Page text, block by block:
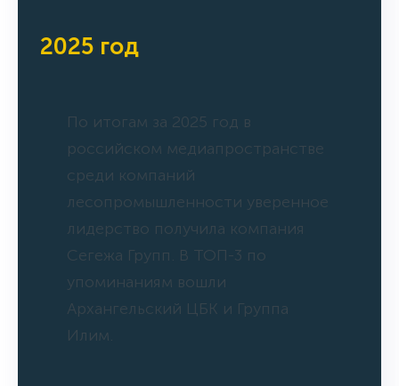
2025 год
По итогам за 2025 год в
российском медиапространстве
среди компаний
лесопромышленности уверенное
лидерство получила компания
Сегежа Групп. В ТОП-3 по
упоминаниям вошли
Архангельский ЦБК и Группа
Илим.